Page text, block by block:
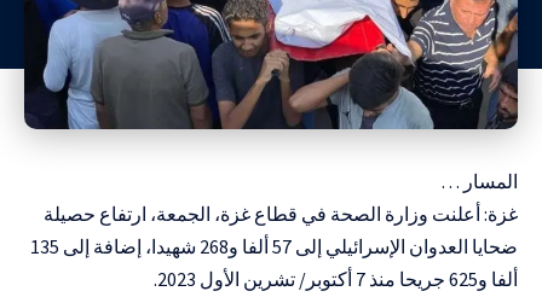
المسار …
غزة: أعلنت وزارة الصحة في قطاع غزة، الجمعة، ارتفاع حصيلة
ضحايا العدوان الإسرائيلي إلى 57 ألفا و268 شهيدا، إضافة إلى 135
ألفا و625 جريحا منذ 7 أكتوبر/ تشرين الأول 2023.